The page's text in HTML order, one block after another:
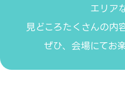
エリア
見どころたくさんの内
ぜひ、会場にてお